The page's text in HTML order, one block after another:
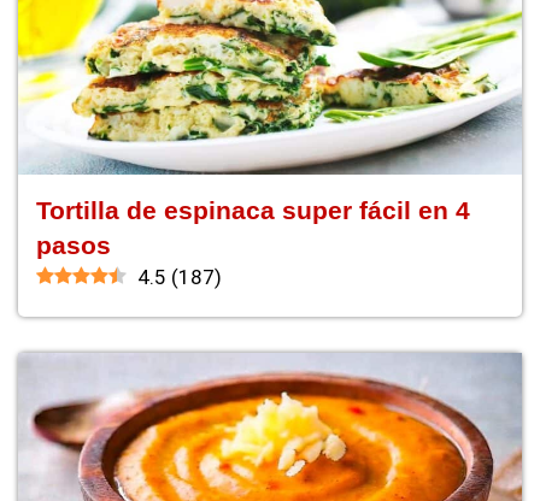
Tortilla de espinaca super fácil en 4
pasos
4.5 (187)